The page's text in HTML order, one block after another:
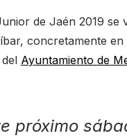
de Jaén 2019 se
concretamente en
del Ayuntamiento de
próximo